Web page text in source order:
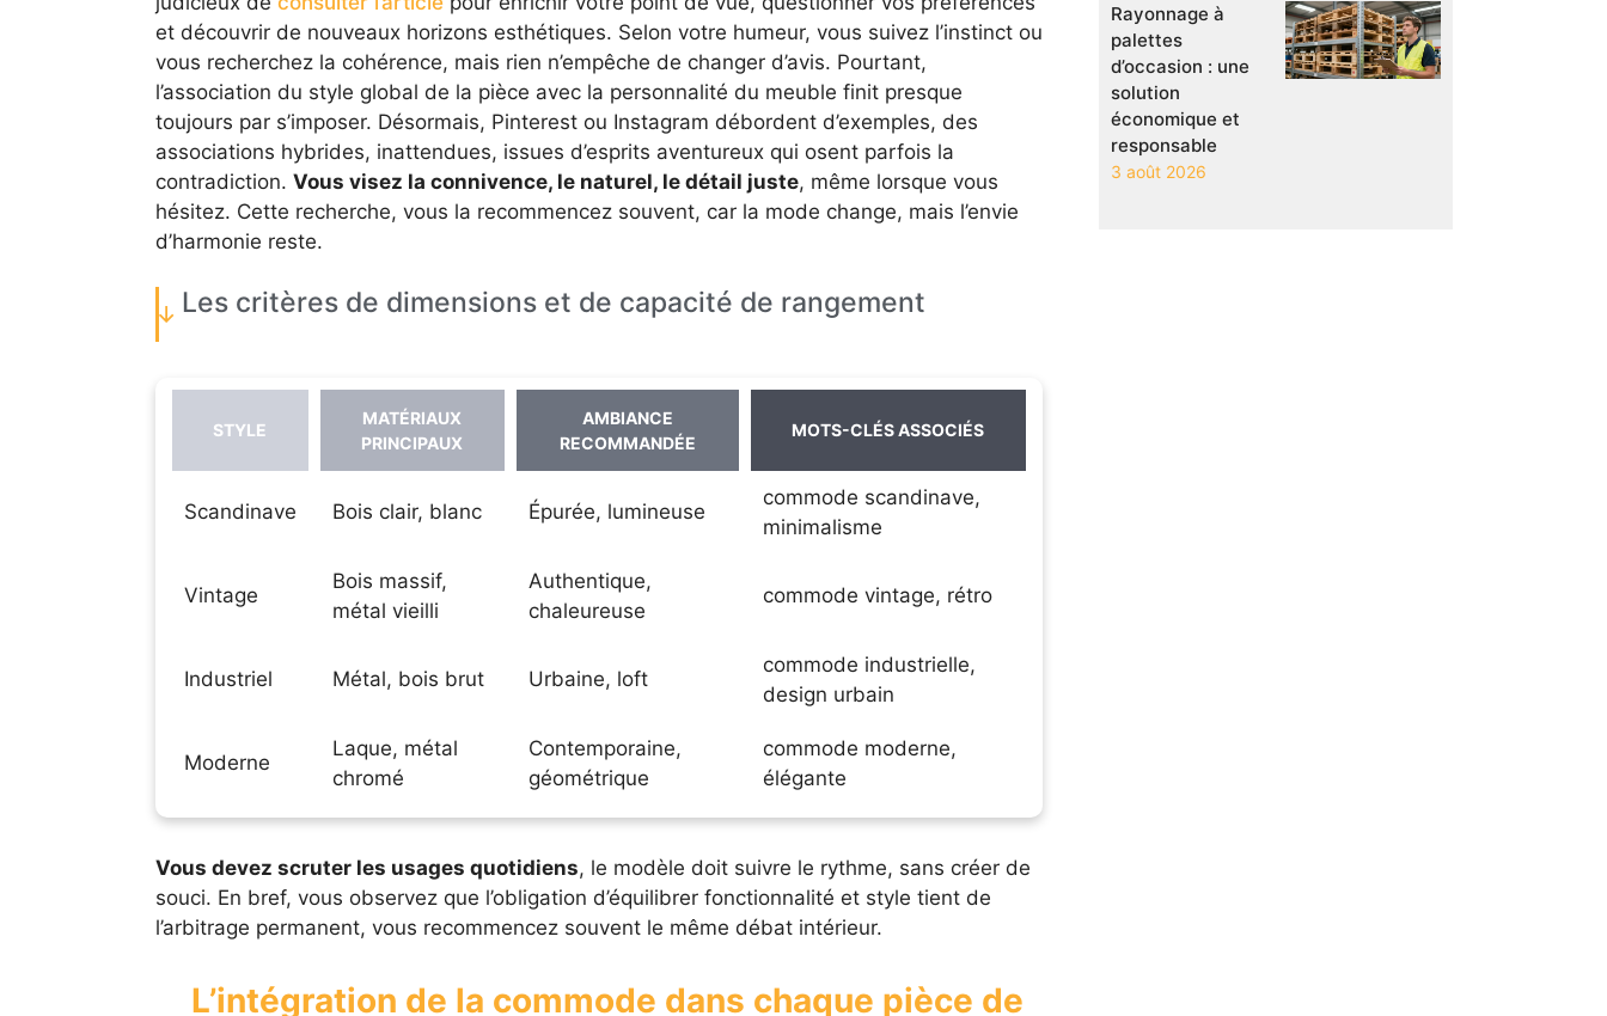
et découvrir de nouveaux horizons esthétiques. Selon votre humeur, vous suivez l’instinct ou
vous recherchez la cohérence, mais rien n’empêche de changer d’avis. Pourtant,
l’association du style global de la pièce avec la personnalité du meuble finit presque
toujours par s’imposer. Désormais, Pinterest ou Instagram débordent d’exemples, des
associations hybrides, inattendues, issues d’esprits aventureux qui osent parfois la
contradiction. Vous visez la connivence, le naturel, le détail juste, même lorsque vous
hésitez. Cette recherche, vous la recommencez souvent, car la mode change, mais l’envie
d’harmonie reste.
Les critères de dimensions et de capacité de rangement
STYLE
MATÉRIAUX
PRINCIPAUX
AMBIANCE
RECOMMANDÉE
MOTS-CLÉS ASSOCIÉS
Scandinave Bois clair, blanc Épurée, lumineuse
commode scandinave,
minimalisme
Vintage
Bois massif,
métal vieilli
Authentique,
chaleureuse
commode vintage, rétro
Industriel Métal, bois brut Urbaine, loft
commode industrielle,
design urbain
Moderne
Laque, métal
chromé
Contemporaine,
géométrique
commode moderne,
élégante
Vous devez scruter les usages quotidiens, le modèle doit suivre le rythme, sans créer de
souci. En bref, vous observez que l’obligation d’équilibrer fonctionnalité et style tient de
l’arbitrage permanent, vous recommencez souvent le même débat intérieur.
L’intégration de la commode dans chaque pièce de
Rayonnage à
palettes
d’occasion : une
solution
économique et
responsable
3 août 2026